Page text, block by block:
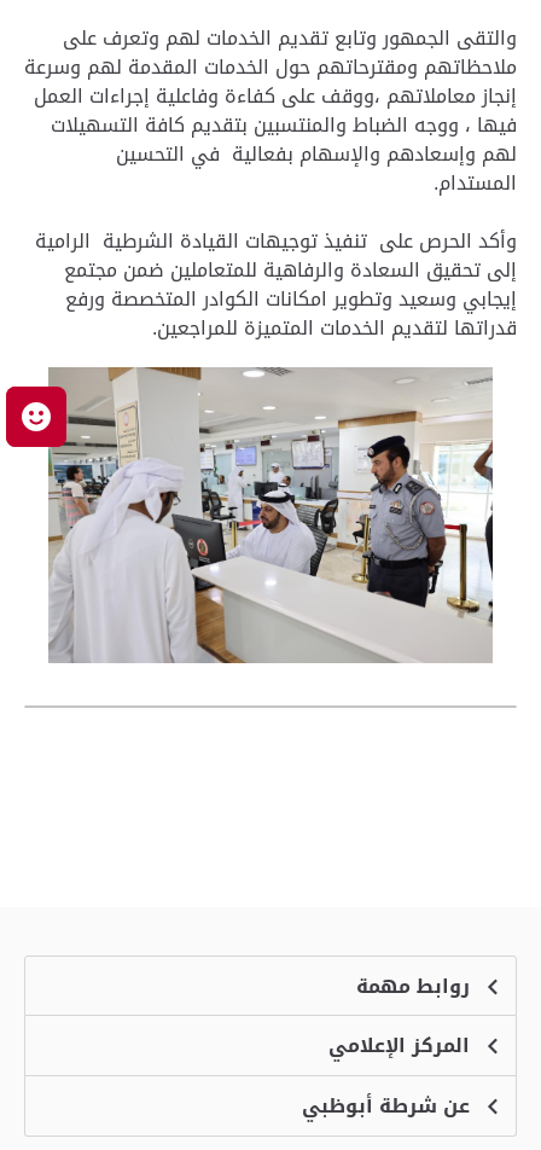
والتقى الجمهور وتابع تقديم الخدمات لهم وتعرف على
ملاحظاتهم ومقترحاتهم حول الخدمات المقدمة لهم وسرعة
إنجاز معاملاتهم ،ووقف على كفاءة وفاعلية إجراءات العمل
فيها ، ووجه الضباط والمنتسبين بتقديم كافة التسهيلات
لهم وإسعادهم والإسهام بفعالية في التحسين
المستدام.
وأكد الحرص على تنفيذ توجيهات القيادة الشرطية الرامية
إلى تحقيق السعادة والرفاهية للمتعاملين ضمن مجتمع
إيجابي وسعيد وتطوير امكانات الكوادر المتخصصة ورفع
قدراتها لتقديم الخدمات المتميزة للمراجعين.
روابط مهمة
الشكاوى
منصة التوظيف الذكية
الاسئلة الشائعة
المركز الإعلامي
الأخبارعن شرطة أبوظبي